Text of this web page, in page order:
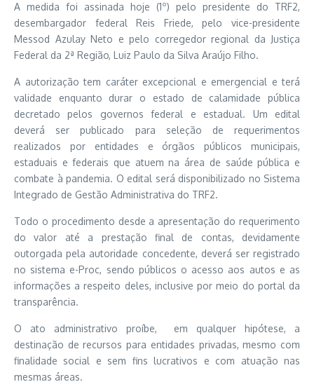
A medida foi assinada hoje (1º) pelo presidente do TRF2,
desembargador federal Reis Friede, pelo vice-presidente
Messod Azulay Neto e pelo corregedor regional da Justiça
Federal da 2ª Região, Luiz Paulo da Silva Araújo Filho.
A autorização tem caráter excepcional e emergencial e terá
validade enquanto durar o estado de calamidade pública
decretado pelos governos federal e estadual. Um edital
deverá ser publicado para seleção de requerimentos
realizados por entidades e órgãos públicos municipais,
estaduais e federais que atuem na área de saúde pública e
combate à pandemia. O edital será disponibilizado no Sistema
Integrado de Gestão Administrativa do TRF2.
Todo o procedimento desde a apresentação do requerimento
do valor até a prestação final de contas, devidamente
outorgada pela autoridade concedente, deverá ser registrado
no sistema e-Proc, sendo públicos o acesso aos autos e as
informações a respeito deles, inclusive por meio do portal da
transparência.
O ato administrativo proíbe, em qualquer hipótese, a
destinação de recursos para entidades privadas, mesmo com
finalidade social e sem fins lucrativos e com atuação nas
mesmas áreas.